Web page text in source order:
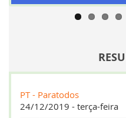
PT - Paratodos
24/12/2019 - terça-feira